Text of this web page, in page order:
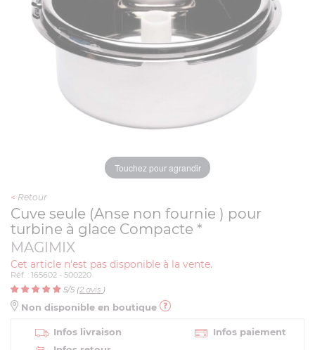
Touchez pour agrandir
< Retour
Cuve seule (Anse non fournie ) pour
turbine à glace Compacte *
MAGIMIX
Cet article n'est pas disponible à la vente.
Réf. : 165602 - 500220
5/5 (2 avis )
Non disponible en boutique
Infos livraison
Infos paiement